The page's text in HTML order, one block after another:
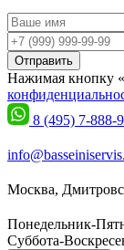
Отправить
Нажимая кнопку
8 (495) 7-888-
Москва,
Понедельник-
Суббота-